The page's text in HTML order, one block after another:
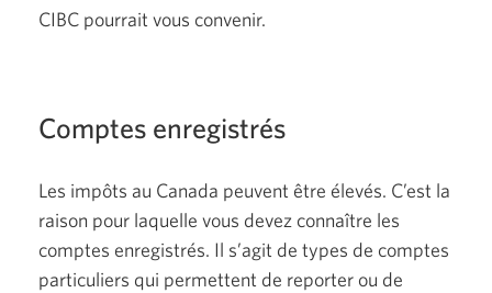
CIBC pourrait vous convenir.
Comptes enregistrés
Les impôts au Canada peuvent être élevés. C’est la
raison pour laquelle vous devez connaître les
comptes enregistrés. Il s’agit de types de comptes
particuliers qui permettent de reporter ou de